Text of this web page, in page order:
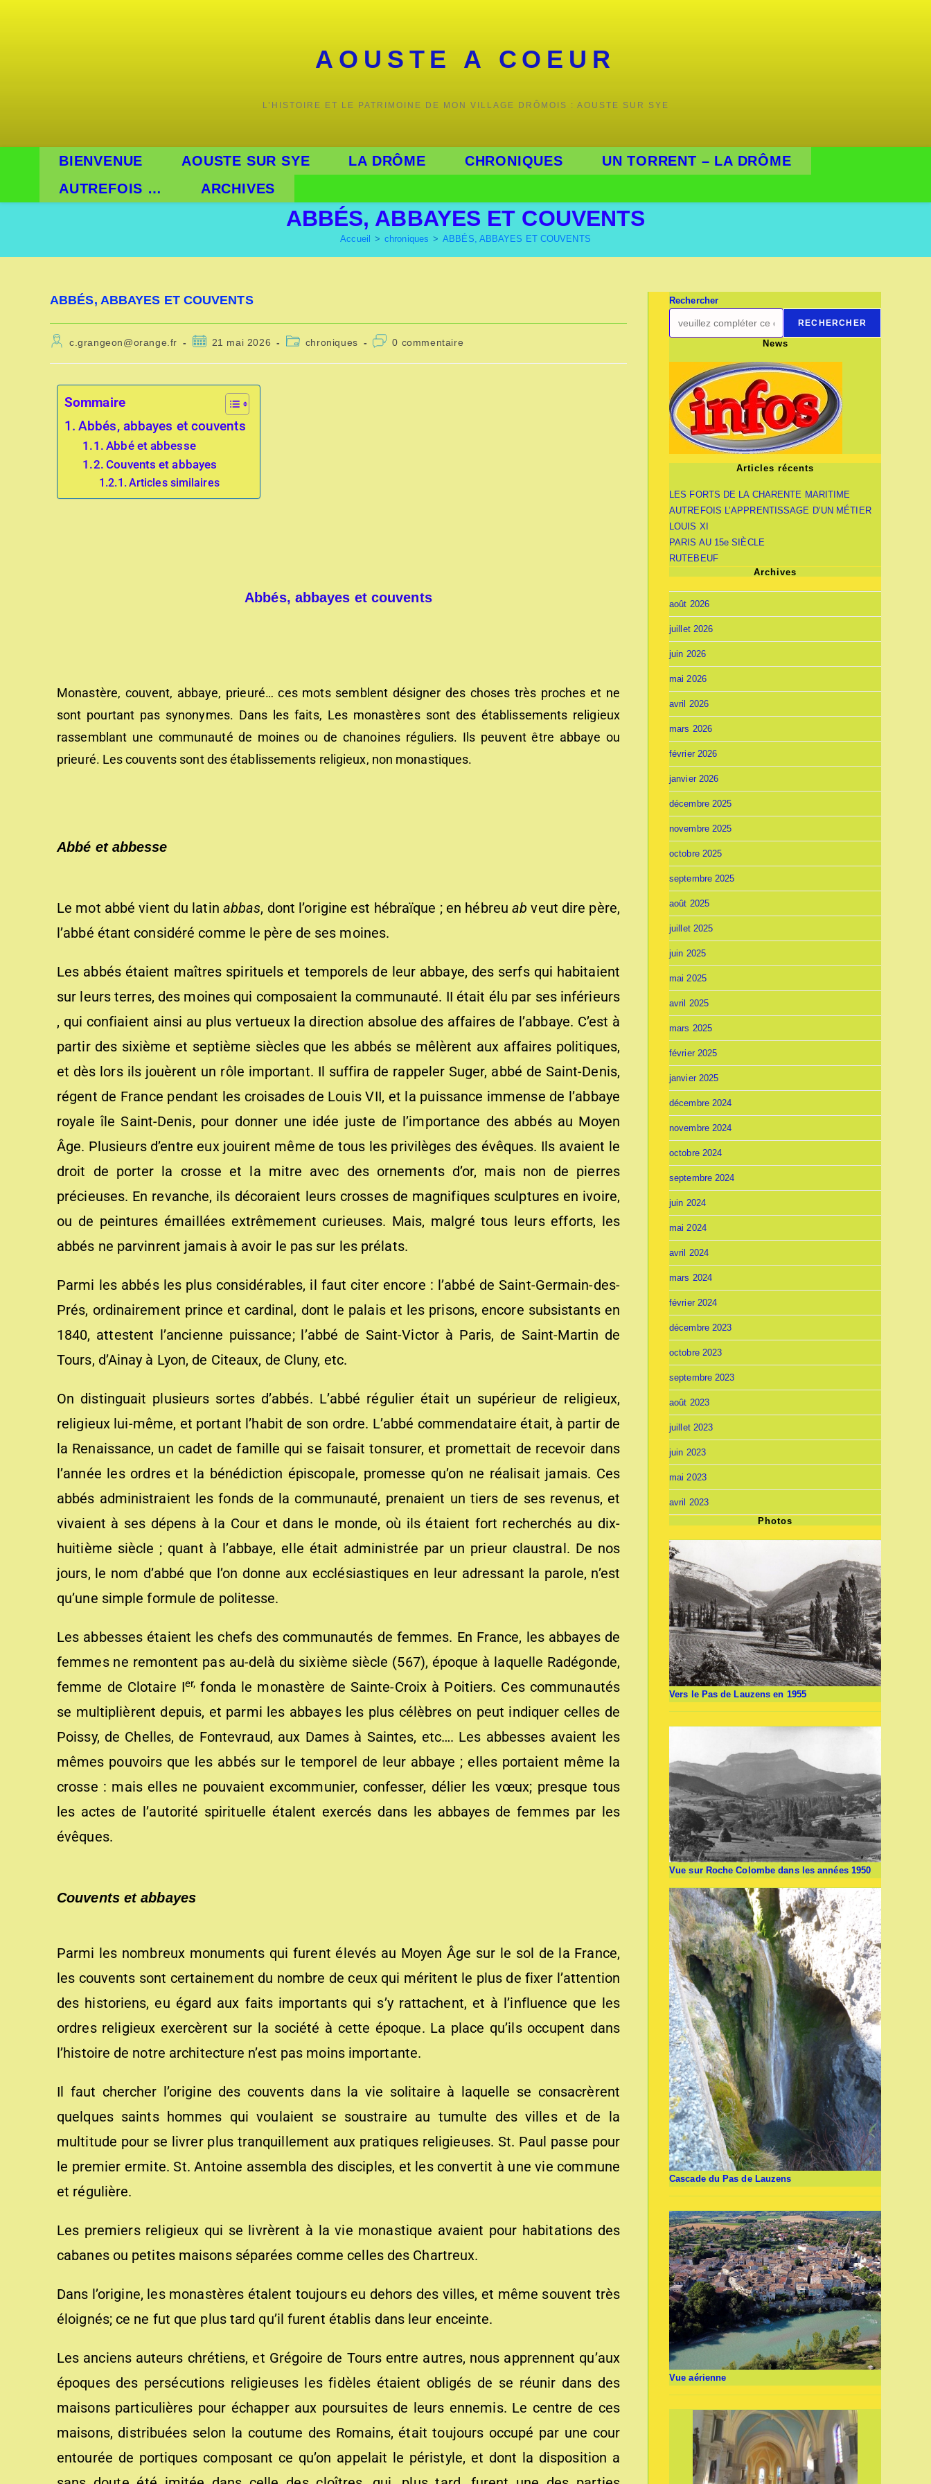
AOUSTE A COEUR
L’HISTOIRE ET LE PATRIMOINE DE MON VILLAGE DRÔMOIS : AOUSTE SUR SYE
BIENVENUE AOUSTE SUR SYE LA DRÔME CHRONIQUES
UN TORRENT – LA DRÔME
AUTREFOIS …
ARCHIVES
ABBÉS, ABBAYES ET COUVENTS
Accueil > chroniques > ABBÉS, ABBAYES ET COUVENTS
ABBÉS, ABBAYES ET COUVENTS
c.grangeon@orange.fr 21 mai 2026 chroniques 0 commentaire
Sommaire
Abbés, abbayes et couvents
Abbé et abbesse
Couvents et abbayes
Articles similaires
Abbés, abbayes et couvents
Monastère, couvent, abbaye, prieuré… ces mots semblent désigner des choses très proches et ne
sont pourtant pas synonymes. Dans les faits, Les monastères sont des établissements religieux
rassemblant une communauté de moines ou de chanoines réguliers. Ils peuvent être abbaye ou
prieuré. Les couvents sont des établissements religieux, non monastiques.
Abbé et abbesse
Le mot abbé vient du latin abbas, dont l’origine est hébraïque ; en hébreuab veut dire père,
l’abbé étant considéré comme le père de ses moines.
Les abbés étaient maîtres spirituels et temporels de leur abbaye, des serfs qui habitaient
sur leurs terres, des moines qui composaient la communauté. II était élu par ses inférieurs
, qui confiaient ainsi au plus vertueux la direction absolue des affaires de l’abbaye. C’est à
partir des sixième et septième siècles que les abbés se mêlèrent aux affaires politiques,
et dès lors ils jouèrent un rôle important. Il suffira de rappeler Suger, abbé de Saint-Denis,
régent de France pendant les croisades de Louis VII, et la puissance immense de l’abbaye
royale île Saint-Denis, pour donner une idée juste de l’importance des abbés au Moyen
Âge. Plusieurs d’entre eux jouirent même de tous les privilèges des évêques. Ils avaient le
droit de porter la crosse et la mitre avec des ornements d’or, mais non de pierres
précieuses. En revanche, ils décoraient leurs crosses de magnifiques sculptures en ivoire,
ou de peintures émaillées extrêmement curieuses. Mais, malgré tous leurs efforts, les
abbés ne parvinrent jamais à avoir le pas sur les prélats.
Parmi les abbés les plus considérables, il faut citer encore : l’abbé de Saint-Germain-des-
Prés, ordinairement prince et cardinal, dont le palais et les prisons, encore subsistants en
1840, attestent l’ancienne puissance; l’abbé de Saint-Victor à Paris, de Saint-Martin de
Tours, d’Ainay à Lyon, de Citeaux, de Cluny, etc.
On distinguait plusieurs sortes d’abbés. L’abbé régulier était un supérieur de religieux,
religieux lui-même, et portant l’habit de son ordre. L’abbé commendataire était, à partir de
la Renaissance, un cadet de famille qui se faisait tonsurer, et promettait de recevoir dans
l’année les ordres et la bénédiction épiscopale, promesse qu’on ne réalisait jamais. Ces
abbés administraient les fonds de la communauté, prenaient un tiers de ses revenus, et
vivaient à ses dépens à la Cour et dans le monde, où ils étaient fort recherchés au dix-
huitième siècle ; quant à l’abbaye, elle était administrée par un prieur claustral. De nos
jours, le nom d’abbé que l’on donne aux ecclésiastiques en leur adressant la parole, n’est
qu’une simple formule de politesse.
Les abbesses étaient les chefs des communautés de femmes. En France, les abbayes de
femmes ne remontent pas au-delà du sixième siècle (567), époque à laquelle Radégonde,
femme de Clotaire Ier, fonda le monastère de Sainte-Croix à Poitiers. Ces communautés
se multiplièrent depuis, et parmi les abbayes les plus célèbres on peut indiquer celles de
Poissy, de Chelles, de Fontevraud, aux Dames à Saintes, etc…. Les abbesses avaient les
mêmes pouvoirs que les abbés sur le temporel de leur abbaye ; elles portaient même la
crosse : mais elles ne pouvaient excommunier, confesser, délier les vœux; presque tous
les actes de l’autorité spirituelle étalent exercés dans les abbayes de femmes par les
évêques.
Couvents et abbayes
Parmi les nombreux monuments qui furent élevés au Moyen Âge sur le sol de la France,
les couvents sont certainement du nombre de ceux qui méritent le plus de fixer l’attention
des historiens, eu égard aux faits importants qui s’y rattachent, et à l’influence que les
ordres religieux exercèrent sur la société à cette époque. La place qu’ils occupent dans
l’histoire de notre architecture n’est pas moins importante.
Il faut chercher l’origine des couvents dans la vie solitaire à laquelle se consacrèrent
quelques saints hommes qui voulaient se soustraire au tumulte des villes et de la
multitude pour se livrer plus tranquillement aux pratiques religieuses. St. Paul passe pour
le premier ermite. St. Antoine assembla des disciples, et les convertit à une vie commune
et régulière.
Les premiers religieux qui se livrèrent à la vie monastique avaient pour habitations des
cabanes ou petites maisons séparées comme celles des Chartreux.
Dans l’origine, les monastères étalent toujours eu dehors des villes, et même souvent très
éloignés; ce ne fut que plus tard qu’il furent établis dans leur enceinte.
Les anciens auteurs chrétiens, et Grégoire de Tours entre autres, nous apprennent qu’aux
époques des persécutions religieuses les fidèles étaient obligés de se réunir dans des
maisons particulières pour échapper aux poursuites de leurs ennemis. Le centre de ces
maisons, distribuées selon la coutume des Romains, était toujours occupé par une cour
entourée de portiques composant ce qu’on appelait le péristyle, et dont la disposition a
Rechercher
RECHERCHER
News
Articles récents
LES FORTS DE LA CHARENTE MARITIME
AUTREFOIS L’APPRENTISSAGE D’UN MÉTIER
LOUIS XI
PARIS AU 15e SIÈCLE
RUTEBEUF
Archives
août 2026
juillet 2026
juin 2026
mai 2026
avril 2026
mars 2026
février 2026
janvier 2026
décembre 2025
novembre 2025
octobre 2025
septembre 2025
août 2025
juillet 2025
juin 2025
mai 2025
avril 2025
mars 2025
février 2025
janvier 2025
décembre 2024
novembre 2024
octobre 2024
septembre 2024
juin 2024
mai 2024
avril 2024
mars 2024
février 2024
décembre 2023
octobre 2023
septembre 2023
août 2023
juillet 2023
juin 2023
mai 2023
avril 2023
Photos
Vers le Pas de Lauzens en 1955
Vue sur Roche Colombe dans les années 1950
Cascade du Pas de Lauzens
Vue aérienne